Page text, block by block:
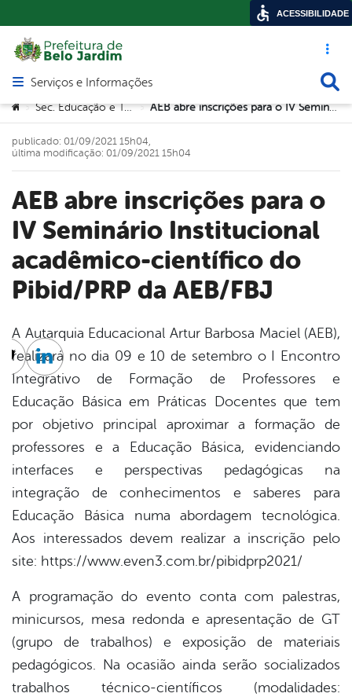
Acesso
Abrir menu principal de navegação
Serviços e Informações
Você está aqui:
> Sec. Educação e Tecnologia > AEB abre inscrições para o IV Seminário Institucional acadêmico-científico do Pibid/PRP da AEB/FBJ
AEB abre inscrições para o
IV Seminário Institucional
acadêmico-científico do
Pibid/PRP da AEB/FBJ
publicado: 01/09/2021 15h04,
última modificação: 01/09/2021 15h04
A Autarquia Educacional Artur Barbosa Maciel (AEB),
realizará no dia 09 e 10 de setembro o I Encontro
Integrativo de Formação de Professores e
Educação Básica em Práticas Docentes que tem
por objetivo principal aproximar a formação de
professores e a Educação Básica, evidenciando
interfaces e perspectivas pedagógicas na
integração de conhecimentos e saberes para
Educação Básica numa abordagem tecnológica.
Aos interessados devem realizar a inscrição pelo
site: https://www.even3.com.br/pibidprp2021/
A programação do evento conta com palestras,
minicursos, mesa redonda e apresentação de GT
(grupo de trabalhos) e exposição de materiais
pedagógicos. Na ocasião ainda serão socializados
trabalhos técnico-científicos (modalidades:
Twitter
Linkedin
ACESSIBILIDADE